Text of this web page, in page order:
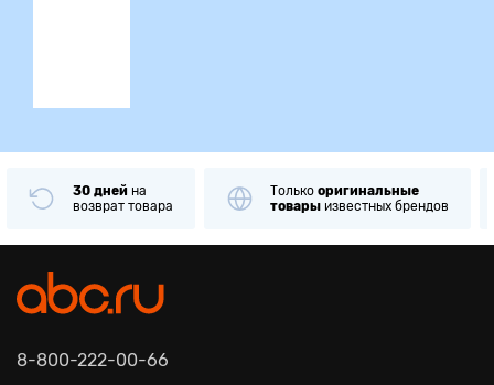
30 дней на
возврат товара
Только оригинальные
товары известных брендов
8-800-222-00-66